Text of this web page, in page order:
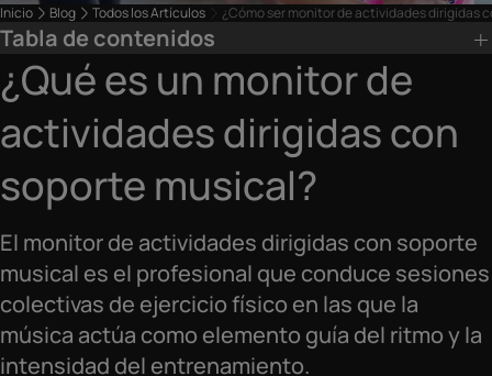
Inicio Blog Todos los Artículos ¿Cómo ser monitor de actividades dirigidas
Tabla de contenidos
¿Qué es un monitor de
actividades dirigidas con
soporte musical?
El monitor de actividades dirigidas con soporte
musical es el profesional que conduce sesiones
colectivas de ejercicio físico en las que la
música actúa como elemento guía del ritmo y la
intensidad del entrenamiento.